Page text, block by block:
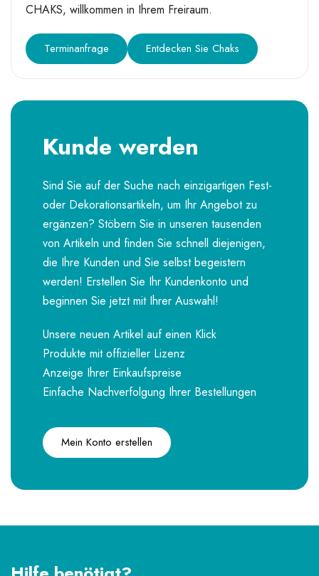
CHAKS, willkommen in Ihrem Freiraum.
Terminanfrage Entdecken Sie Chaks
Kunde werden
Sind Sie auf der Suche nach einzigartigen Fest-
oder Dekorationsartikeln, um Ihr Angebot zu
ergänzen? Stöbern Sie in unseren tausenden
von Artikeln und finden Sie schnell diejenigen,
die Ihre Kunden und Sie selbst begeistern
werden! Erstellen Sie Ihr Kundenkonto und
beginnen Sie jetzt mit Ihrer Auswahl!
Unsere neuen Artikel auf einen Klick
Produkte mit offizieller Lizenz
Anzeige Ihrer Einkaufspreise
Einfache Nachverfolgung Ihrer Bestellungen
Mein Konto erstellen